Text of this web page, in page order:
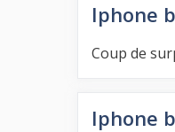
Iphone
Coup de
Iphone